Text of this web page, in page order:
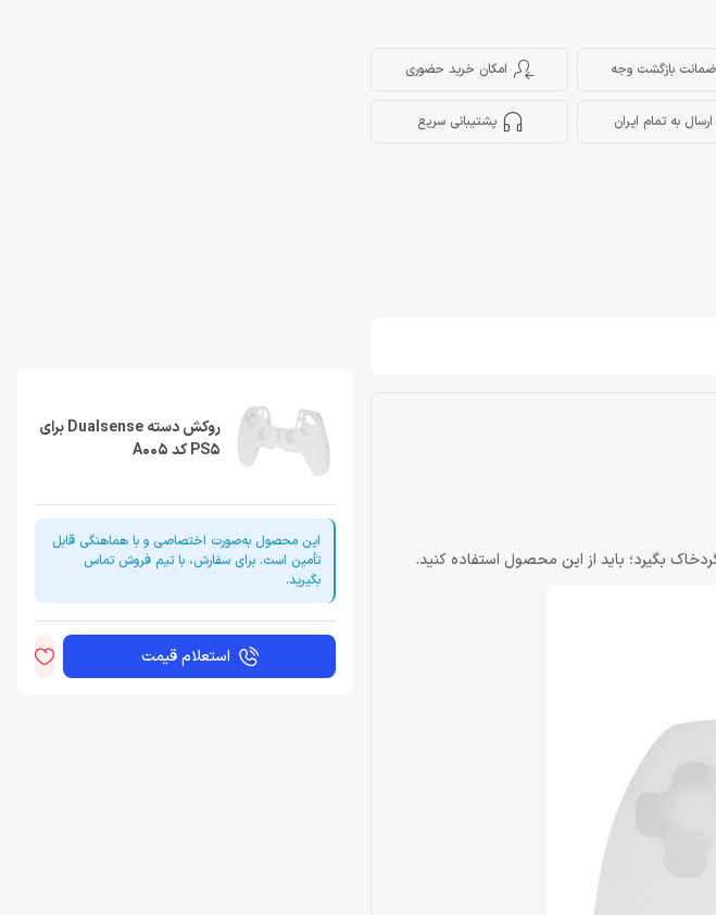
ضمانت بازگشت وجه امکان خرید حضوری
ارسال به تمام ایران پشتیبانی سریع
بگیرد؛ باید از این محصول استفاده کنید.
روکش دسته Dualsense برای
PS5 کد A005
این محصول به‌صورت اختصاصی و با هماهنگی قابل
تأمین است. برای سفارش، با تیم فروش تماس
بگیرید.
استعلام قیمت